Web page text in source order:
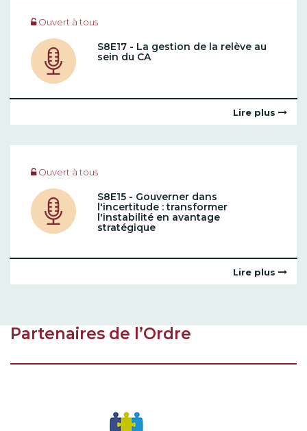
Ouvert à tous
S8E17 - La gestion de la relève au
sein du CA
Lire plus
Ouvert à tous
S8E15 - Gouverner dans
l'incertitude : transformer
l'instabilité en avantage
stratégique
Lire plus
Partenaires de l’Ordre